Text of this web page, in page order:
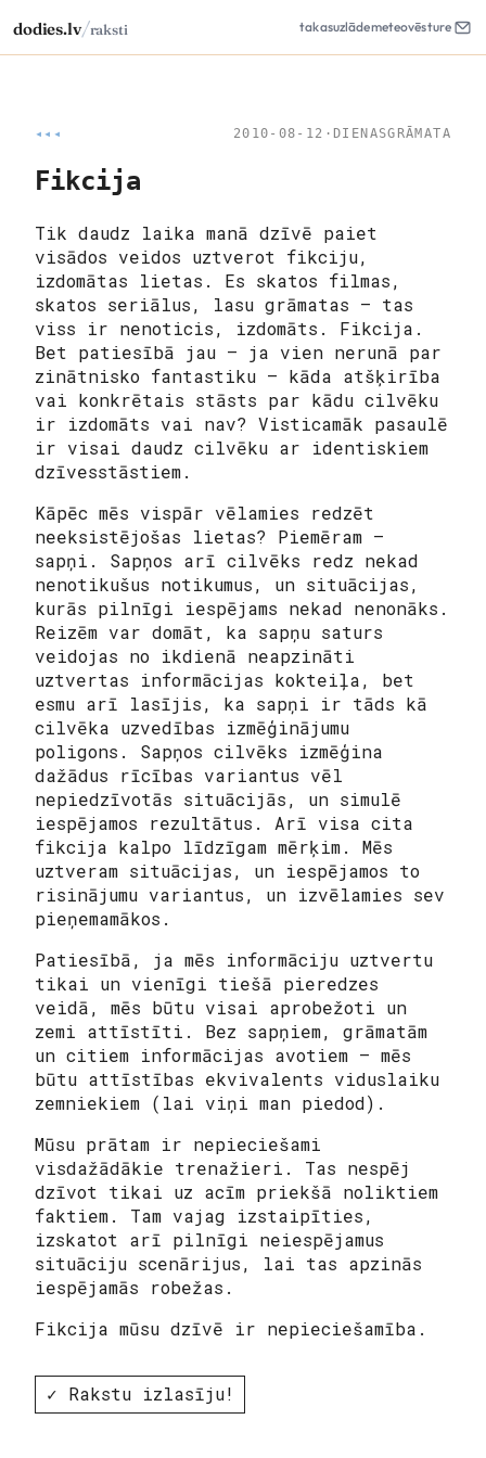
dodies.lv/raksti takasuzlādemeteovēsture
◂◂◂ 2010-08-12 · DIENASGRĀMATA
Fikcija
Tik daudz laika manā dzīvē paiet
visādos veidos uztverot fikciju,
izdomātas lietas. Es skatos filmas,
skatos seriālus, lasu grāmatas – tas
viss ir nenoticis, izdomāts. Fikcija.
Bet patiesībā jau – ja vien nerunā par
zinātnisko fantastiku – kāda atšķirība
vai konkrētais stāsts par kādu cilvēku
ir izdomāts vai nav? Visticamāk pasaulē
ir visai daudz cilvēku ar identiskiem
dzīvesstāstiem.
Kāpēc mēs vispār vēlamies redzēt
neeksistējošas lietas? Piemēram –
sapņi. Sapņos arī cilvēks redz nekad
nenotikušus notikumus, un situācijas,
kurās pilnīgi iespējams nekad nenonāks.
Reizēm var domāt, ka sapņu saturs
veidojas no ikdienā neapzināti
uztvertas informācijas kokteiļa, bet
esmu arī lasījis, ka sapņi ir tāds kā
cilvēka uzvedības izmēģinājumu
poligons. Sapņos cilvēks izmēģina
dažādus rīcības variantus vēl
nepiedzīvotās situācijās, un simulē
iespējamos rezultātus. Arī visa cita
fikcija kalpo līdzīgam mērķim. Mēs
uztveram situācijas, un iespējamos to
risinājumu variantus, un izvēlamies sev
pieņemamākos.
Patiesībā, ja mēs informāciju uztvertu
tikai un vienīgi tiešā pieredzes
veidā, mēs būtu visai aprobežoti un
zemi attīstīti. Bez sapņiem, grāmatām
un citiem informācijas avotiem – mēs
būtu attīstības ekvivalents viduslaiku
zemniekiem (lai viņi man piedod).
Mūsu prātam ir nepieciešami
visdažādākie trenažieri. Tas nespēj
dzīvot tikai uz acīm priekšā noliktiem
faktiem. Tam vajag izstaipīties,
izskatot arī pilnīgi neiespējamus
situāciju scenārijus, lai tas apzinās
iespējamās robežas.
Fikcija mūsu dzīvē ir nepieciešamība.
✓ Rakstu izlasīju!